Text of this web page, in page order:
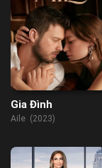
Gia Đình
Aile (2023)